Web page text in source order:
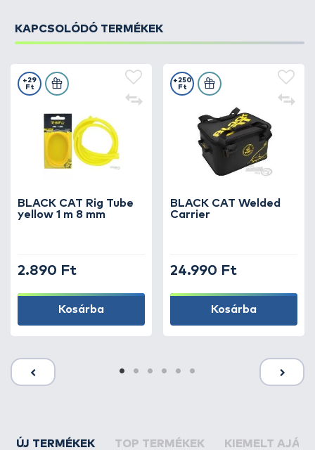
KAPCSOLÓDÓ TERMÉKEK
BLACK CAT Rig Tube
yellow 1 m 8 mm
+29
Ft
2.890 Ft
Kosárba
BLACK CAT Welded
Carrier
+250
Ft
24.990 Ft
Kosárba
ÚJ TERMÉKEK TOP TERMÉKEK KIEMELT